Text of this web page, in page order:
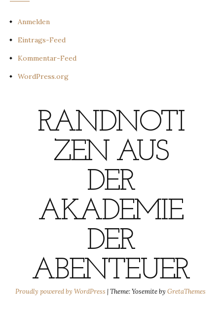
Anmelden
Eintrags-Feed
Kommentar-Feed
WordPress.org
RANDNOTI
ZEN AUS
DER
AKADEMIE
DER
ABENTEUER
Proudly powered by WordPress |Theme: Yosemite by GretaThemes